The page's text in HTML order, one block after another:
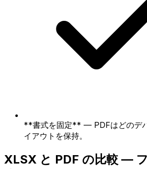
**書式を固定** — PDFはどのデ
イアウトを保持。
XLSX と PDF の比較 —